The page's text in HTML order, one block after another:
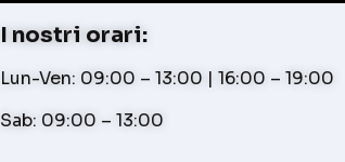
I nostri orari:
Lun-Ven: 09:00 – 13:00 | 16:00 – 19:00
Sab: 09:00 – 13:00